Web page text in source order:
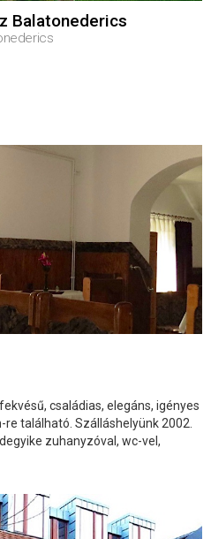
Balatonederics
családias, elegáns, igényes
található. Szálláshelyünk 2002.
zuhanyzóval, wc-vel,